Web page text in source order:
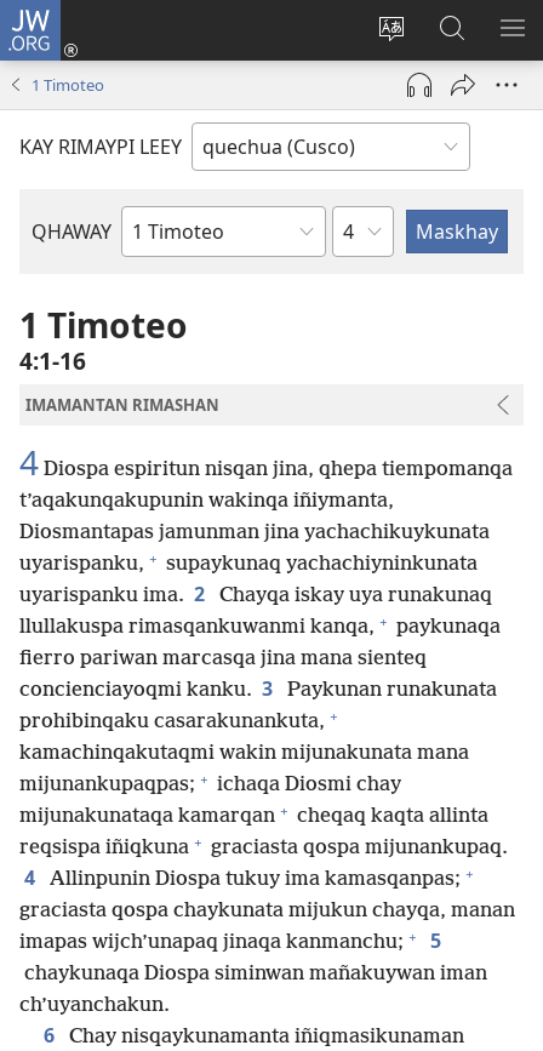
JW.ORG
Direccionpi
akllay
Sutiykiwan
jaykuy
(abre
nueva
JW.ORG
nisqapi
maskhay
1 Timoteo
KAY RIMAYPI LEEY
QHAWAY
Libro
la
Biblia
Capítulo
1 Timoteo
4:1-16
IMAMANTAN RIMASHAN
4 Diospa espiritun nisqan jina, qhepa tiempomanqa
t’aqakunqakupunin wakinqa iñiymanta,
Diosmantapas jamunman jina yachachikuykunata
uyarispanku, + supaykunaq yachachiyninkunata
uyarispanku ima. 2
Chayqa iskay uya runakunaq
llullakuspa rimasqankuwanmi kanqa, + paykunaqa
fierro pariwan marcasqa jina mana sienteq
concienciayoqmi kanku. 3
Paykunan runakunata
prohibinqaku casarakunankuta, +
kamachinqakutaqmi wakin mijunakunata mana
mijunankupaqpas; + ichaqa Diosmi chay
mijunakunataqa kamarqan + cheqaq kaqta allinta
reqsispa iñiqkuna + graciasta qospa mijunankupaq.
4 Allinpunin Diospa tukuy ima kamasqanpas; +
graciasta qospa chaykunata mijukun chayqa, manan
imapas wijch’unapaq jinaqa kanmanchu; + 5
chaykunaqa Diospa siminwan mañakuywan iman
ch’uyanchakun.
6
Chay nisqaykunamanta iñiqmasikunaman